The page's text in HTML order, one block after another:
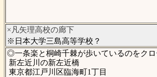
×凡矢理高校の廊下
※日本大学三島高等学校？
◎一条楽と桐崎千棘が歩いているのをク
新左近川の新左近橋
東京都江戸川区臨海町1丁目